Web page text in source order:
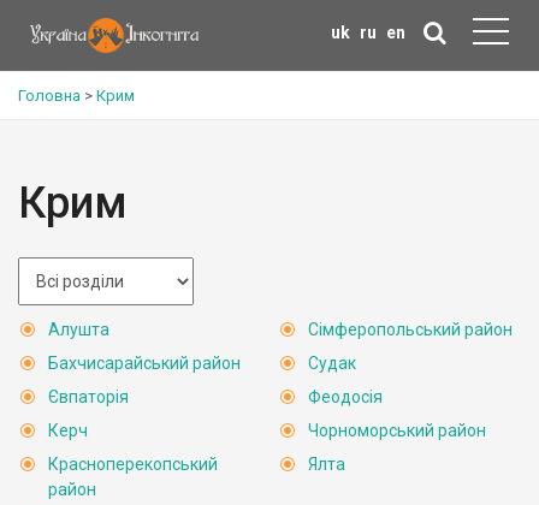
uk ru en
Головна > Крим
Крим
Алушта
Бахчисарайський район
Євпаторія
Керч
Красноперекопський
район
Сімферопольський район
Судак
Феодосія
Чорноморський район
Ялта